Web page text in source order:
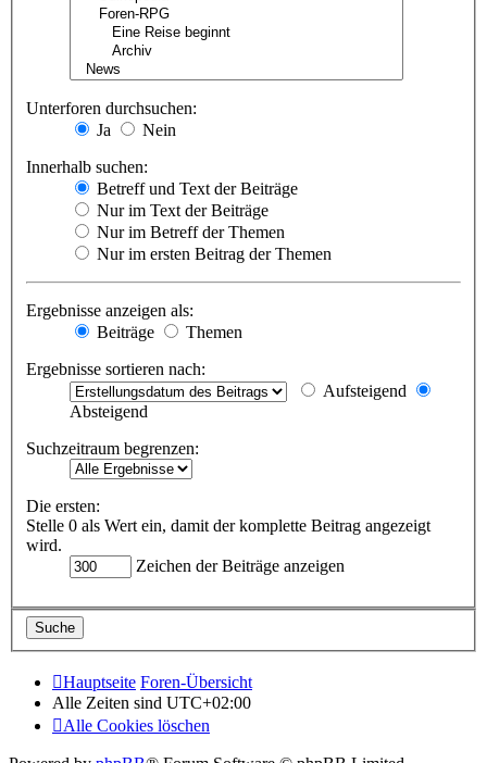
Unterforen durchsuchen:
Ja
Nein
Innerhalb suchen:
Betreff und Text der Beiträge
Nur im Text der Beiträge
Nur im Betreff der Themen
Nur im ersten Beitrag der Themen
Ergebnisse anzeigen als:
Beiträge
Themen
Ergebnisse sortieren nach:
Aufsteigend
Absteigend
Suchzeitraum begrenzen:
Die ersten:
Stelle 0 als Wert ein, damit der komplette Beitrag angezeigt
wird.
Zeichen der Beiträge anzeigen
Hauptseite Foren-Übersicht
Alle Zeiten sind UTC+02:00
Alle Cookies löschen